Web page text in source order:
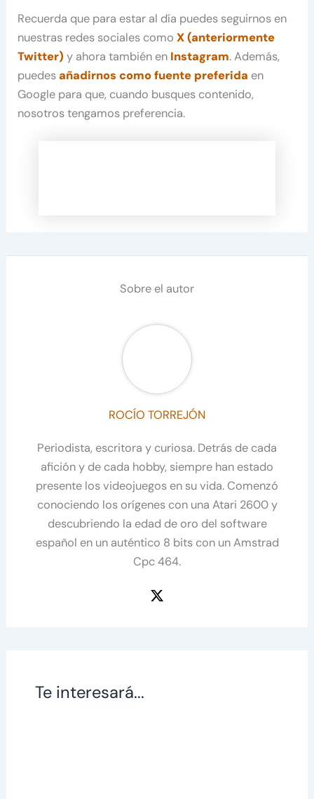
Recuerda que para estar al día puedes seguirnos en
nuestras redes sociales comoX (anteriormente
Twitter) y ahora también en Instagram. Además,
puedesañadirnos como fuente preferida en
Google para que, cuando busques contenido,
nosotros tengamos preferencia.
Sobre el autor
ROCÍO TORREJÓN
Periodista, escritora y curiosa. Detrás de cada
afición y de cada hobby, siempre han estado
presente los videojuegos en su vida. Comenzó
conociendo los orígenes con una Atari 2600 y
descubriendo la edad de oro del software
español en un auténtico 8 bits con un Amstrad
Cpc 464.
Te interesará...